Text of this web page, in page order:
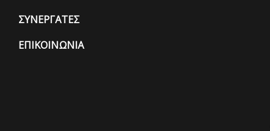
ΣΥΝΕΡΓΑΤΕΣ
ΕΠΙΚΟΙΝΩΝΙΑ